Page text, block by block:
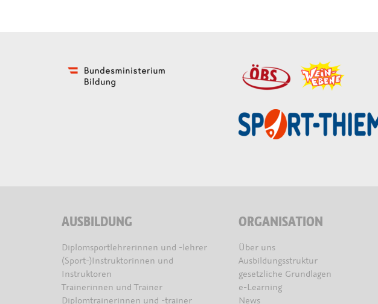
AUSBILDUNG
Diplomsportlehrerinnen und -lehrer
(Sport-)Instruktorinnen und
Instruktoren
Trainerinnen und Trainer
Diplomtrainerinnen und -trainer
ORGANISATION
Über uns
Ausbildungsstruktur
gesetzliche Grundlagen
e-Learning
News